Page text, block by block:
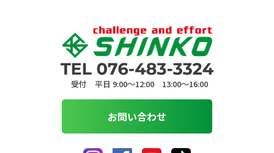
受付 平日 9:00〜12:00 13:00〜16:00
お問い合わせ